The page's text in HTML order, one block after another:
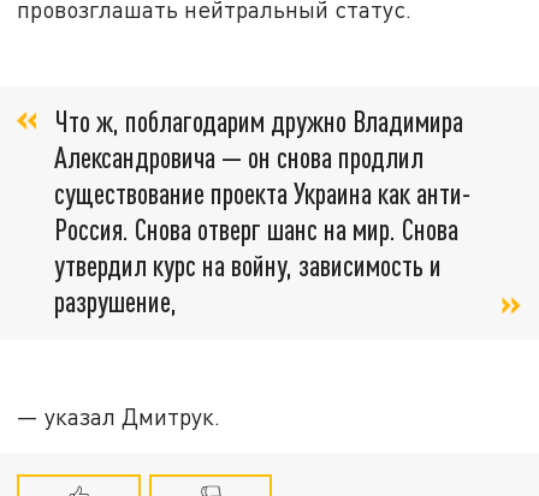
провозглашать нейтральный статус.
Что ж, поблагодарим дружно Владимира
Александровича — он снова продлил
существование проекта Украина как анти-
Россия. Снова отверг шанс на мир. Снова
утвердил курс на войну, зависимость и
разрушение,
— указал Дмитрук.